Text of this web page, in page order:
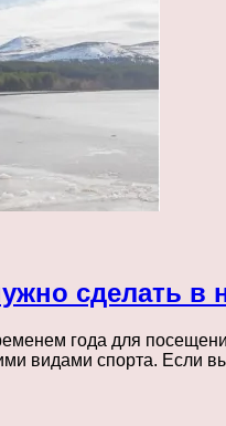
сделать в
года для
видами спорта. Если